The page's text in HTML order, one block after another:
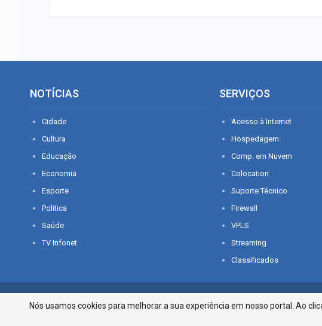
NOTÍCIAS
Cidade
Cultura
Educação
Economia
Esporte
Política
Saúde
TV Infonet
SERVIÇOS
Acesso à Internet
Hospedagem
Comp. em Nuvem
Colocation
Suporte Técnico
Firewall
VPLS
Streaming
Classificados
© 2026 - O que é notícia em Sergipe. Todos os direitos reservados.
Nós usamos cookies para melhorar a sua experiência em nosso portal. Ao